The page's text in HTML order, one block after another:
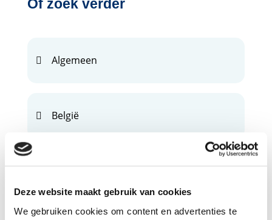
Deze website maakt gebruik van cookies
We gebruiken cookies om content en advertenties te
Of zoek verder
Algemeen
België
Slachtoffer